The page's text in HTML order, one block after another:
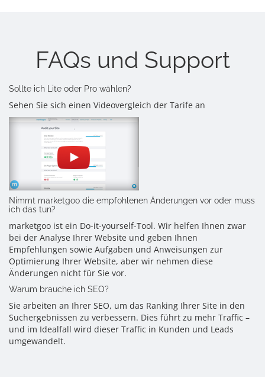
FAQs und Support
Sollte ich Lite oder Pro wählen?
Sehen Sie sich einen Videovergleich der Tarife an
Nimmt marketgoo die empfohlenen Änderungen vor oder muss
ich das tun?
marketgoo ist ein Do-it-yourself-Tool. Wir helfen Ihnen zwar
bei der Analyse Ihrer Website und geben Ihnen
Empfehlungen sowie Aufgaben und Anweisungen zur
Optimierung Ihrer Website, aber wir nehmen diese
Änderungen nicht für Sie vor.
Warum brauche ich SEO?
Sie arbeiten an Ihrer SEO, um das Ranking Ihrer Site in den
Suchergebnissen zu verbessern. Dies führt zu mehr Traffic –
und im Idealfall wird dieser Traffic in Kunden und Leads
umgewandelt.